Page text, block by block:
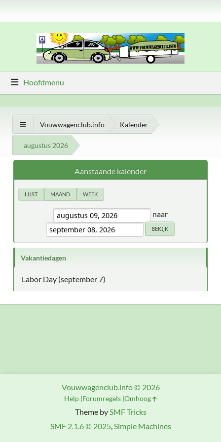
Hoofdmenu
Vouwwagenclub.info Kalender
augustus 2026
Aanstaande kalender
LIJST MAAND WEEK
naar
Vakantiedagen
Labor Day (september 7)
Theme bySMF Tricks
SMF 2.1.6 © 2025,Simple Machines
Vouwwagenclub.info © 2026
Help Forumregels Omhoog